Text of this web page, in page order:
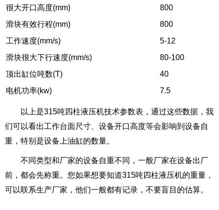
很大开口高度(mm)
800
滑块有效行程(mm)
800
工作速度(mm/s)
5-12
滑块很大下行速度(mm/s)
80-100
顶出缸位吨数(T)
40
电机功率(kw)
7.5
以上是315吨四柱液压机技术参数表，通过这些数据，我
们可以看出工作台面尺寸、设备开口高度等会影响到设备自
重，特别是设备上油缸的数量。
不同类型和厂家的设备自重不同，一般厂家在设备出厂
前，都会先称重。您如果想要知道315吨四柱液压机的重量，
可以联系生产厂家，他们一般都有记录，不要盲目的估算。